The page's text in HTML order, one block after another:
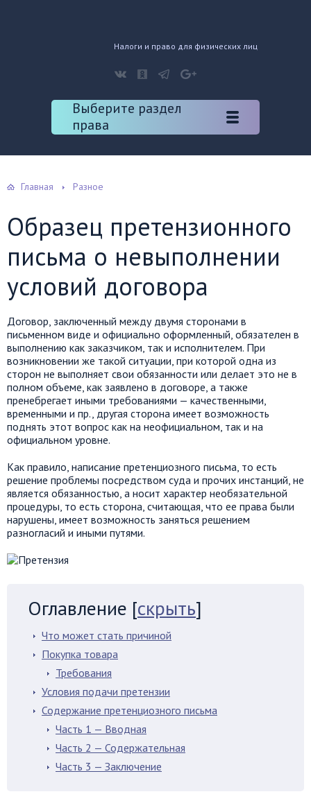
Налоги и право для физических лиц
Выберите раздел
права
Главная Разное
Образец претензионного
письма о невыполнении
условий договора
Договор, заключенный между двумя сторонами в
письменном виде и официально оформленный, обязателен в
выполнению как заказчиком, так и исполнителем. При
возникновении же такой ситуации, при которой одна из
сторон не выполняет свои обязанности или делает это не в
полном объеме, как заявлено в договоре, а также
пренебрегает иными требованиями — качественными,
временными и пр., другая сторона имеет возможность
поднять этот вопрос как на неофициальном, так и на
официальном уровне.
Как правило, написание претенциозного письма, то есть
решение проблемы посредством суда и прочих инстанций, не
является обязанностью, а носит характер необязательной
процедуры, то есть сторона, считающая, что ее права были
нарушены, имеет возможность заняться решением
разногласий и иными путями.
Оглавление [скрыть]
Что может стать причиной
Покупка товара
Требования
Условия подачи претензии
Содержание претенциозного письма
Часть 1 — Вводная
Часть 2 — Содержательная
Часть 3 — Заключение